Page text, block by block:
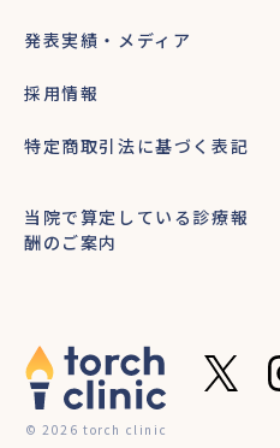
発表実績・メディア
採用情報
特定商取引法に基づく表記
当院で算定している診療報
酬のご案内
© 2026 torch clinic